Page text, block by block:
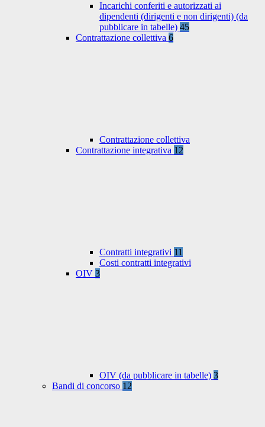
Incarichi conferiti e autorizzati ai
dipendenti (dirigenti e non dirigenti) (da
pubblicare in tabelle) 45
Contrattazione collettiva 6
Contrattazione collettiva
Contrattazione integrativa 12
Contratti integrativi 11
Costi contratti integrativi
OIV 3
OIV (da pubblicare in tabelle) 3
Bandi di concorso 12